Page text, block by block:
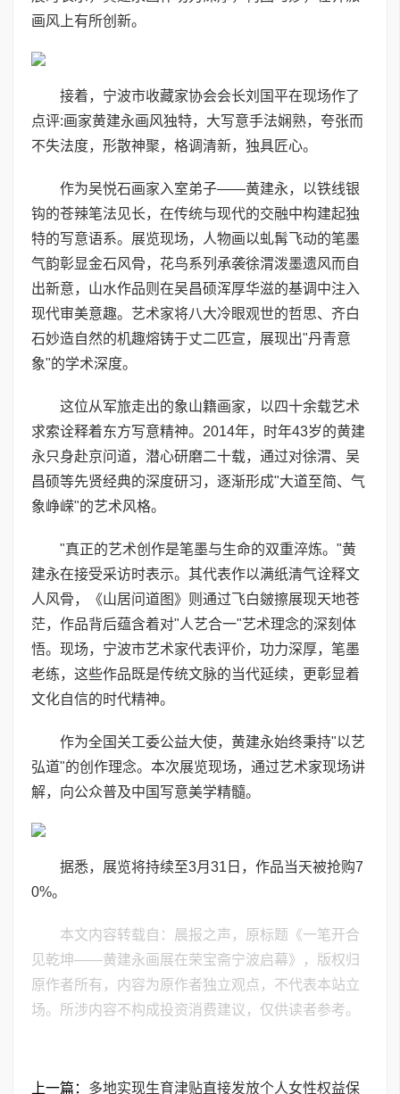
画风上有所创新。
接着，宁波市收藏家协会会长刘国平在现场作了
点评:画家黄建永画风独特，大写意手法娴熟，夸张而
不失法度，形散神聚，格调清新，独具匠心。
作为吴悦石画家入室弟子——黄建永，以铁线银
钩的苍辣笔法见长，在传统与现代的交融中构建起独
特的写意语系。展览现场，人物画以虬髯飞动的笔墨
气韵彰显金石风骨，花鸟系列承袭徐渭泼墨遗风而自
出新意，山水作品则在吴昌硕浑厚华滋的基调中注入
现代审美意趣。艺术家将八大冷眼观世的哲思、齐白
石妙造自然的机趣熔铸于丈二匹宣，展现出"丹青意
象"的学术深度。
这位从军旅走出的象山籍画家，以四十余载艺术
求索诠释着东方写意精神。2014年，时年43岁的黄建
永只身赴京问道，潜心研磨二十载，通过对徐渭、吴
昌硕等先贤经典的深度研习，逐渐形成"大道至简、气
象峥嵘"的艺术风格。
"真正的艺术创作是笔墨与生命的双重淬炼。"黄
建永在接受采访时表示。其代表作以满纸清气诠释文
人风骨，《山居问道图》则通过飞白皴擦展现天地苍
茫，作品背后蕴含着对"人艺合一"艺术理念的深刻体
悟。现场，宁波市艺术家代表评价，功力深厚，笔墨
老练，这些作品既是传统文脉的当代延续，更彰显着
文化自信的时代精神。
作为全国关工委公益大使，黄建永始终秉持"以艺
弘道"的创作理念。本次展览现场，通过艺术家现场讲
解，向公众普及中国写意美学精髓。
据悉，展览将持续至3月31日，作品当天被抢购7
0%。
本文内容转载自：晨报之声，原标题《一笔开合
见乾坤——黄建永画展在荣宝斋宁波启幕》，版权归
原作者所有，内容为原作者独立观点，不代表本站立
场。所涉内容不构成投资消费建议，仅供读者参考。
上一篇： 多地实现生育津贴直接发放个人女性权益保